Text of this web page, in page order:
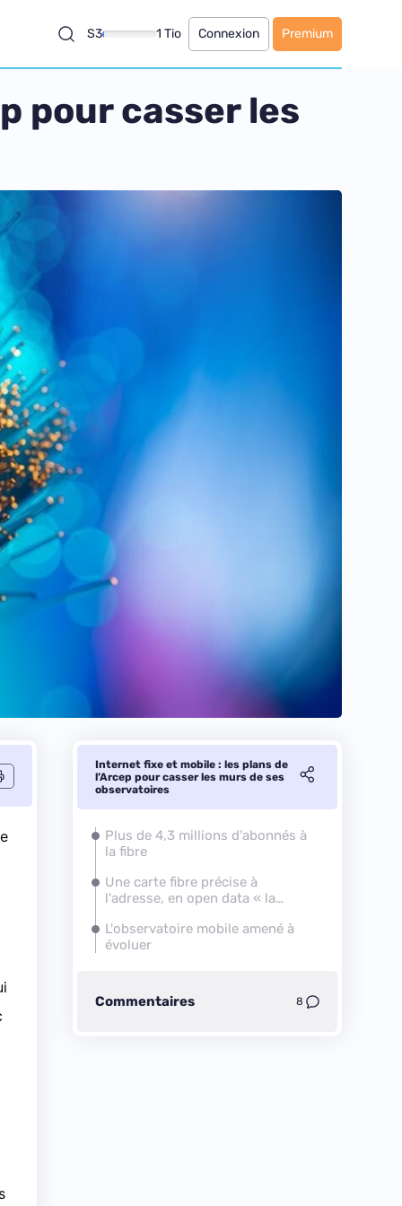
S3 1 Tio Connexion Premium
pour casser les
Internet fixe et mobile : les plans de
l’Arcep pour casser les murs de ses
observatoires
Plus de 4,3 millions d'abonnés à
la fibre
Une carte fibre précise à
l'adresse, en open data « la
L'observatoire mobile amené à
évoluer
Commentaires 8